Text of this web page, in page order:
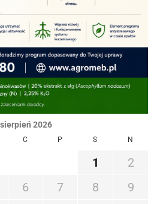
sierpień 2026
C P S N
1
2
6 7 8
9